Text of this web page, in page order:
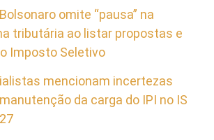
omite “pausa” na
tributária ao listar propostas e
Imposto Seletivo
mencionam incertezas
da carga do IPI no IS